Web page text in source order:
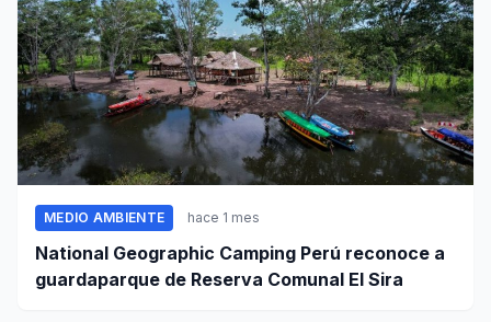
MEDIO AMBIENTE hace 1 mes
National Geographic Camping Perú reconoce a
guardaparque de Reserva Comunal El Sira